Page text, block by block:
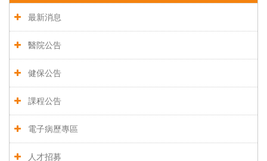
最新消息
醫院公告
健保公告
課程公告
電子病歷專區
人才招募